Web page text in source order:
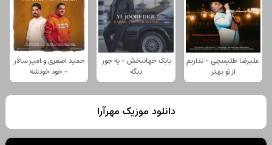
علیرضا طلیسچی - نداریم
از تو بهتر
بابک جهانبخش - یه جور
دیگه
حمید اصغری و امیر سالار
- خود خودشه
دانلود موزیک مهرآرا